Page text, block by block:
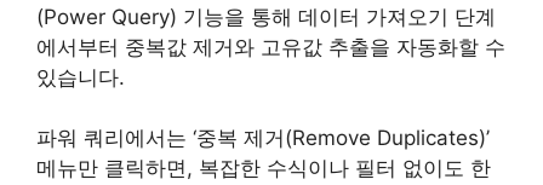
(Power Query) 기능을 통해 데이터 가져오기 단계
에서부터 중복값 제거와 고유값 추출을 자동화할 수
있습니다.
파워 쿼리에서는 ‘중복 제거(Remove Duplicates)’
메뉴만 클릭하면, 복잡한 수식이나 필터 없이도 한